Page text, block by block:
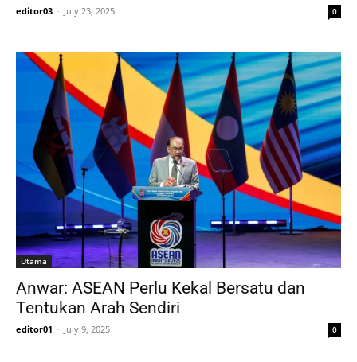
editor03 - July 23, 2025 0
Utama
Anwar: ASEAN Perlu Kekal Bersatu dan
Tentukan Arah Sendiri
editor01 - July 9, 2025 0